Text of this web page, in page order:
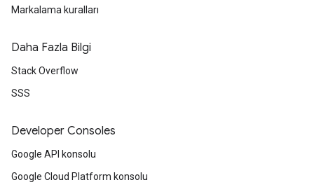
Markalama kuralları
Daha Fazla Bilgi
Stack Overflow
SSS
Developer Consoles
Google API konsolu
Google Cloud Platform konsolu